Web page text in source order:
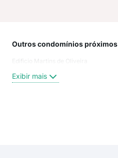
Outros condomínios próximos
Edificio Martins de Oliveira
Exibir mais